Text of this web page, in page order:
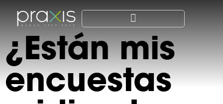
¿Están mis
encuestas